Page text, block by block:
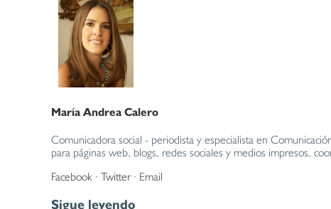
María Andrea Calero
Comunicadora social - periodista y especialista en
para páginas web, blogs, redes sociales y medios impresos,
Facebook · Twitter· Email
Sigue leyendo